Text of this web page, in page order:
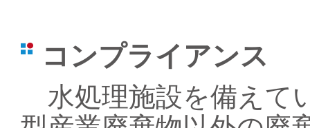
コンプライアンス
水処理施設を備えて